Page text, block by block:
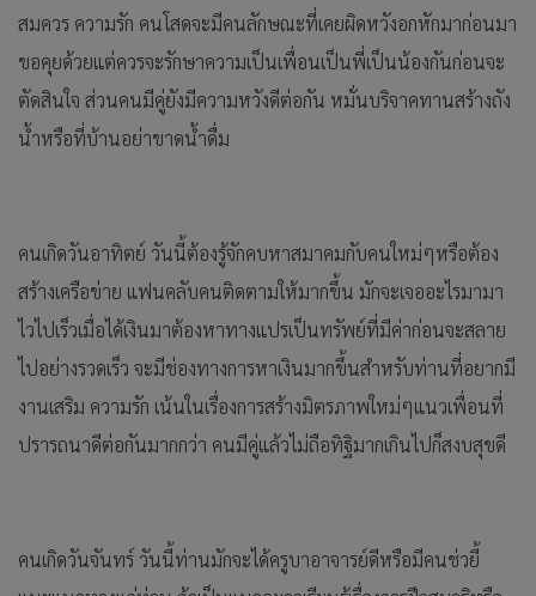
สมควร ความรัก คนโสดจะมีคนลักษณะที่เคยผิดหวังอกหักมาก่อนมา
ขอคุยด้วยแต่ควรจะรักษาความเป็นเพื่อนเป็นพี่เป็นน้องกันก่อนจะ
ตัดสินใจ ส่วนคนมีคู่ยังมีความหวังดีต่อกัน หมั่นบริจาคทานสร้างถัง
น้ำหรือที่บ้านอย่าขาดน้ำดื่ม
คนเกิดวันอาทิตย์ วันนี้ต้องรู้จักคบหาสมาคมกับคนใหม่ๆหรือต้อง
สร้างเครือข่าย แฟนคลับคนติดตามให้มากขึ้น มักจะเจออะไรมามา
ไวไปเร็วเมื่อได้เงินมาต้องหาทางแปรเป็นทรัพย์ที่มีค่าก่อนจะสลาย
ไปอย่างรวดเร็ว จะมีช่องทางการหาเงินมากขึ้นสำหรับท่านที่อยากมี
งานเสริม ความรัก เน้นในเรื่องการสร้างมิตรภาพใหม่ๆแนวเพื่อนที่
ปรารถนาดีต่อกันมากกว่า คนมีคู่แล้วไม่ถือทิฐิมากเกินไปก็สงบสุขดี
คนเกิดวันจันทร์ วันนี้ท่านมักจะได้ครูบาอาจารย์ดีหรือมีคนช่วยี้